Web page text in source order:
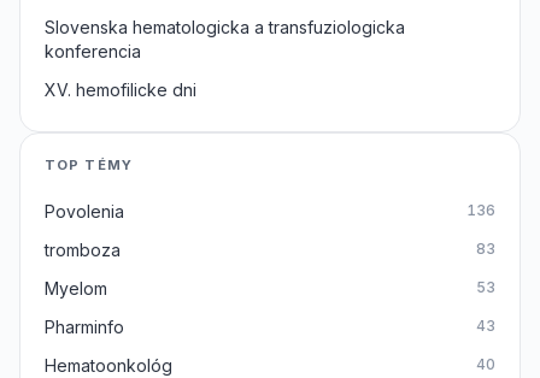
Slovenska hematologicka a transfuziologicka
konferencia
XV. hemofilicke dni
TOP TÉMY
Povolenia 136
tromboza 83
Myelom 53
Pharminfo 43
Hematoonkológ 40